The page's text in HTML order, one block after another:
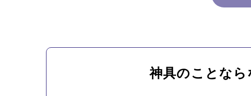
神具のことなら